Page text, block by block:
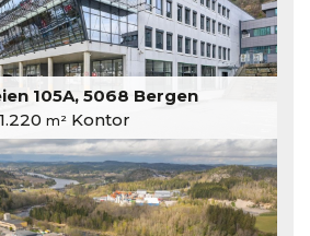
105A, 5068 Bergen
1.220 m² Kontor